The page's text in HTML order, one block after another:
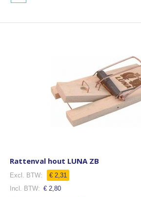
Rattenval hout LUNA ZB
€ 2,31
€ 2,80